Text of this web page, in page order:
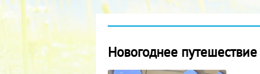
Новогоднее путешествие